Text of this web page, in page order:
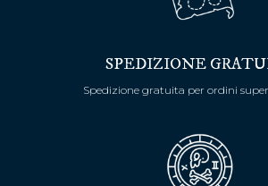
SPEDIZIONE
Spedizione gratuita per ordini